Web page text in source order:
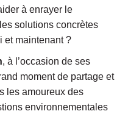
à enrayer le
solutions concrètes
et maintenant ?
, à l’occasion de ses
moment de partage et
les amoureux des
environnementales